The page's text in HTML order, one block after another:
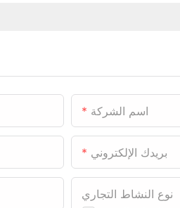
اسم الشركة
بريدك الإلكتروني
نوع النشاط التجاري